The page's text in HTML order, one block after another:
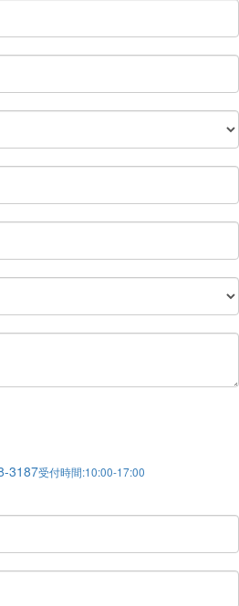
3187受付時間:10:00-17:00